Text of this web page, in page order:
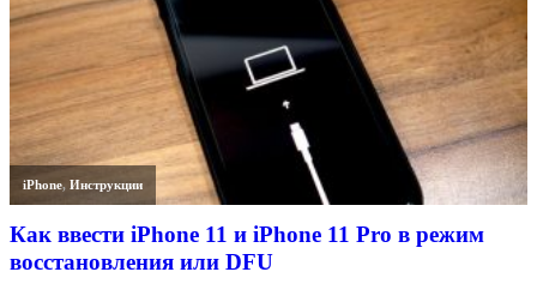
iPhone,Инструкции
Как ввести iPhone 11 и iPhone 11 Pro в режим
восстановления или DFU